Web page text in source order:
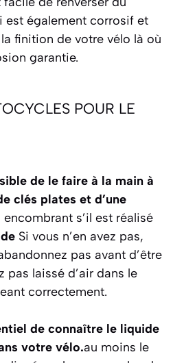
est également corrosif et
finition de votre vélo là où
garantie.
POUR LE
de le faire à la main à
clés plates et d’une
s’il est réalisé
Si vous n’en avez pas,
pas avant d’être
pas laissé d’air dans le
correctement.
de connaître le liquide
votre vélo.au moins le